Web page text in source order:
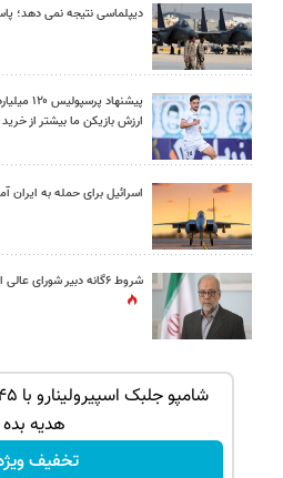
دیپلماسی نتیجه‌ نمی دهد؛
ارزش بازیکن ما بیشتر از
اسرائیل برای حمله به ایران
شروط ۶گانه دبیر شورای عالی امنیت ملی برای بازگشایی تنگه هرمز
هدیه بده
تخفیف